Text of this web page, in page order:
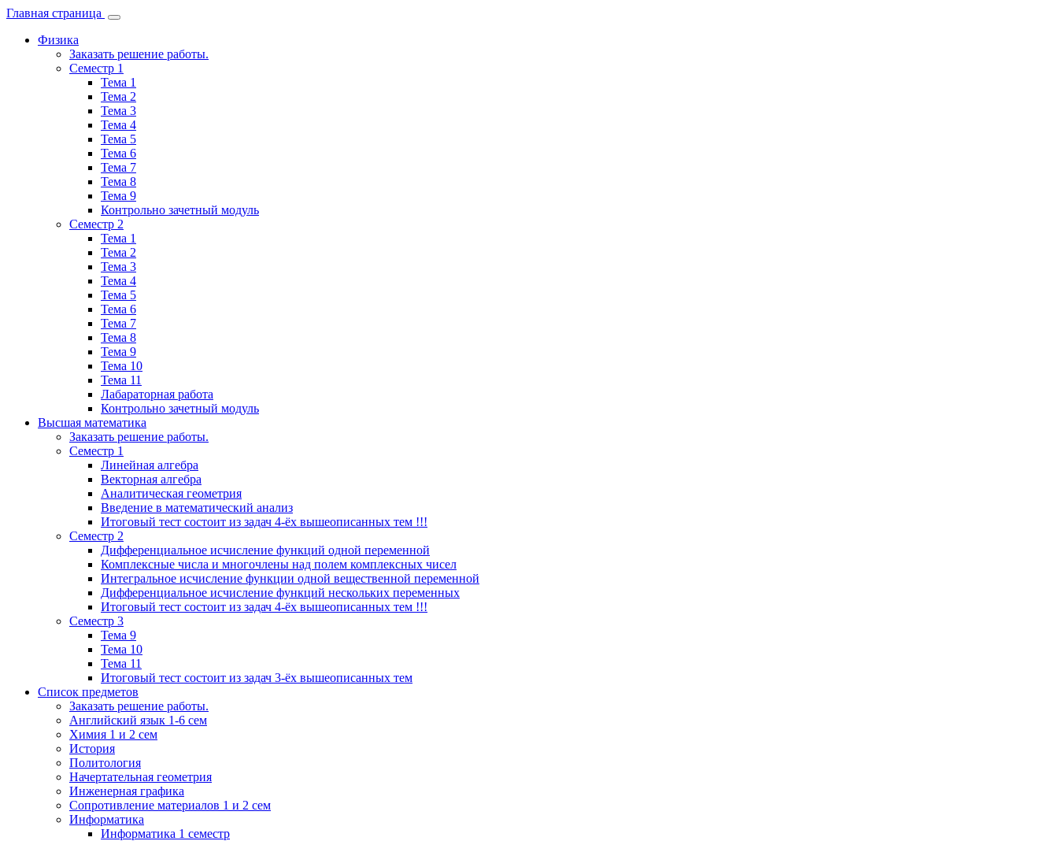
Главная страница
Физика
Заказать решение работы.
Семестр 1
Тема 1
Тема 2
Тема 3
Тема 4
Тема 5
Тема 6
Тема 7
Тема 8
Тема 9
Контрольно зачетный модуль
Семестр 2
Тема 1
Тема 2
Тема 3
Тема 4
Тема 5
Тема 6
Тема 7
Тема 8
Тема 9
Тема 10
Тема 11
Лабараторная работа
Контрольно зачетный модуль
Высшая математика
Заказать решение работы.
Семестр 1
Линейная алгебра
Векторная алгебра
Аналитическая геометрия
Введение в математический анализ
Итоговый тест состоит из задач 4-ёх вышеописанных тем !!!
Семестр 2
Дифференциальное исчисление функций одной переменной
Комплексные числа и многочлены над полем комплексных чисел
Интегральное исчисление функции одной вещественной переменной
Дифференциальное исчисление функций нескольких переменных
Итоговый тест состоит из задач 4-ёх вышеописанных тем !!!
Семестр 3
Тема 9
Тема 10
Тема 11
Итоговый тест состоит из задач 3-ёх вышеописанных тем
Список предметов
Заказать решение работы.
Английский язык 1-6 сем
Химия 1 и 2 сем
История
Политология
Начертательная геометрия
Инженерная графика
Сопротивление материалов 1 и 2 сем
Информатика
Информатика 1 семестр